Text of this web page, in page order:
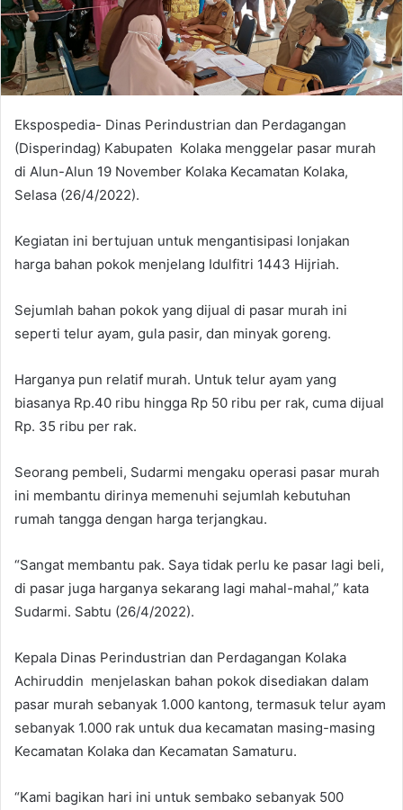
e
m
Ekspospedia- Dinas Perindustrian dan Perdagangan
(Disperindag) Kabupaten Kolaka menggelar pasar murah
di Alun-Alun 19 November Kolaka Kecamatan Kolaka,
Selasa (26/4/2022).
Kegiatan ini bertujuan untuk mengantisipasi lonjakan
harga bahan pokok menjelang Idulfitri 1443 Hijriah.
Sejumlah bahan pokok yang dijual di pasar murah ini
seperti telur ayam, gula pasir, dan minyak goreng.
Harganya pun relatif murah. Untuk telur ayam yang
biasanya Rp.40 ribu hingga Rp 50 ribu per rak, cuma dijual
Rp. 35 ribu per rak.
Seorang pembeli, Sudarmi mengaku operasi pasar murah
ini membantu dirinya memenuhi sejumlah kebutuhan
rumah tangga dengan harga terjangkau.
“Sangat membantu pak. Saya tidak perlu ke pasar lagi beli,
di pasar juga harganya sekarang lagi mahal-mahal,” kata
Sudarmi. Sabtu (26/4/2022).
Kepala Dinas Perindustrian dan Perdagangan Kolaka
Achiruddin menjelaskan bahan pokok disediakan dalam
pasar murah sebanyak 1.000 kantong, termasuk telur ayam
sebanyak 1.000 rak untuk dua kecamatan masing-masing
Kecamatan Kolaka dan Kecamatan Samaturu.
“Kami bagikan hari ini untuk sembako sebanyak 500